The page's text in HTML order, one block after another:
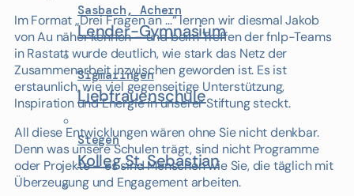
Sasbach, Achern
Lender-Gymnasium
Sigmaringen
Liebfrauenschule
Stegen
Kolleg St. Sebastian
Im Format „Drei Fragen an …“ lernen wir diesmal Jakob
von Au näher kennen – und beim Treffen der fnlp-Teams
in Rastatt wurde deutlich, wie stark das Netz der
Zusammenarbeit inzwischen geworden ist. Es ist
erstaunlich, wie viel gegenseitige Unterstützung,
Inspiration und Energie in unserer Stiftung steckt.
All diese Entwicklungen wären ohne Sie nicht denkbar.
Denn was unsere Schulen trägt, sind nicht Programme
oder Projekte – es sind Menschen wie Sie, die täglich mit
Überzeugung und Engagement arbeiten.